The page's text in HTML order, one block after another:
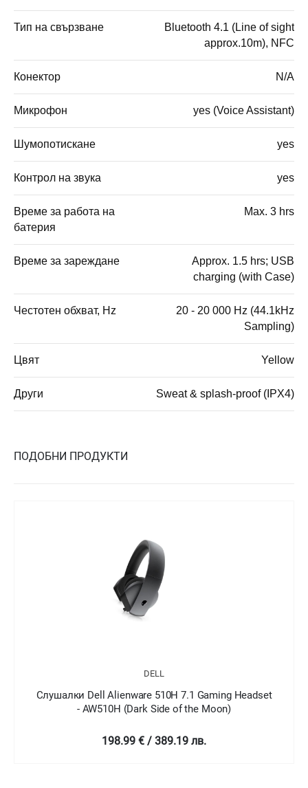
Тип на свързване
Bluetooth 4.1 (Line of sight
approx.10m), NFC
Конектор N/A
Микрофон yes (Voice Assistant)
Шумопотискане yes
Контрол на звука yes
Време за работа на
батерия
Max. 3 hrs
Време за зареждане
Approx. 1.5 hrs; USB
charging (with Case)
Честотен обхват, Hz
20 - 20 000 Hz (44.1kHz
Sampling)
Цвят Yellow
Други Sweat & splash-proof (IPX4)
ПОДОБНИ ПРОДУКТИ
DELL
Слушалки Dell Alienware 510H 7.1 Gaming Headset
- AW510H (Dark Side of the Moon)
198.99 € / 389.19 лв.